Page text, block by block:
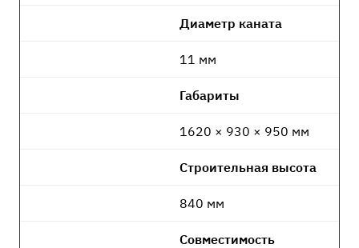
Диаметр каната
11 мм
Габариты
1620 × 930 × 950 мм
Строительная высота
840 мм
Совместимость